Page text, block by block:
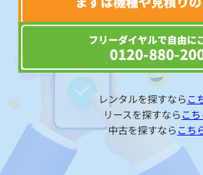
フリーダイヤルで自由に
0120-880-
レンタルを探すなら こ
リースを探すなら こち
中古を探すなら こち